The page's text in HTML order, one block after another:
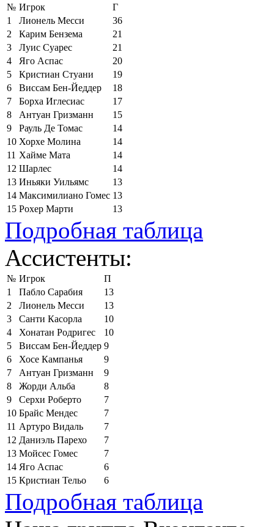
№ Игрок
Г
1
Лионель Месси
36
2
Карим Бензема
21
3
Луис Суарес
21
4
Яго Аспас
20
5
Кристиан Стуани
19
6
Виссам Бен-Йеддер
18
7
Борха Иглесиас
17
8
Антуан Гризманн
15
9
Рауль Де Томас
14
10 Хорхе Молина
14
11 Хайме Мата
14
12 Шарлес
14
13 Иньяки Уильямс
13
14 Максимилиано Гомес 13
15 Рохер Марти 13
Подробная таблица
Ассистенты:
№ Игрок
П
1
Пабло Сарабия
13
2
Лионель Месси
13
3
Санти Касорла
10
4
Хонатан Родригес
10
5
Виссам Бен-Йеддер 9
6
Хосе Кампанья
9
7
Антуан Гризманн
9
8
Жорди Альба
8
9
Серхи Роберто
7
10 Брайс Мендес
7
11 Артуро Видаль
7
12 Даниэль Парехо
7
13 Мойсес Гомес
7
14 Яго Аспас
6
15 Кристиан Тельо 6
Подробная таблица